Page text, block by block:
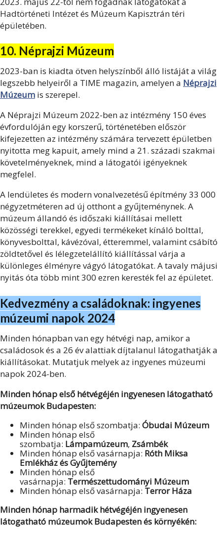
Hadtörténeti Intézet és Múzeum Kapisztrán téri
épületében.
10. Néprajzi Múzeum
2023-ban is kiadta ötven helyszínből álló listáját a világ
legszebb helyeiről a TIME magazin, amelyen a Néprajzi
Múzeum is szerepel.
A Néprajzi Múzeum 2022-ben az intézmény 150 éves
évfordulóján egy korszerű, történetében először
kifejezetten az intézmény számára tervezett épületben
nyitotta meg kapuit, amely mind a 21. századi szakmai
követelményeknek, mind a látogatói igényeknek
megfelel.
A lendületes és modern vonalvezetésű építmény 33 000
négyzetméteren ad új otthont a gyűjteménynek. A
múzeum állandó és időszaki kiállításai mellett
közösségi terekkel, egyedi termékeket kínáló bolttal,
könyvesbolttal, kávézóval, étteremmel, valamint csábító
zöldtetővel és lélegzetelállító kiállítással várja a
különleges élményre vágyó látogatókat. A tavaly májusi
nyitás óta több mint 300 ezren keresték fel az épületet.
Kedvezmény a családoknak: ingyenes
múzeumi napok 2024
Minden hónapban van egy hétvégi nap, amikor a
családosok és a 26 év alattiak díjtalanul látogathatják a
kiállításokat. Mutatjuk melyek az ingyenes múzeumi
napok 2024-ben.
Minden hónap első hétvégéjén ingyenesen látogatható
múzeumok Budapesten:
Minden hónap első szombatja: Óbudai Múzeum
Minden hónap első
szombatja: Lámpamúzeum, Zsámbék
Minden hónap első vasárnapja: Róth Miksa
Emlékház és Gyűjtemény
Minden hónap első
vasárnapja: Természettudományi Múzeum
Minden hónap első vasárnapja: Terror Háza
Minden hónap harmadik hétvégéjén ingyenesen
látogatható múzeumok Budapesten és környékén: